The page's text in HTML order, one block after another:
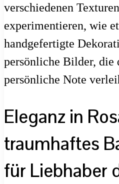
verschiedenen
experimentieren, wie
handgefertigte
persönliche Bilder, die
persönliche Note
Eleganz in
traumhaftes
für Liebhaber